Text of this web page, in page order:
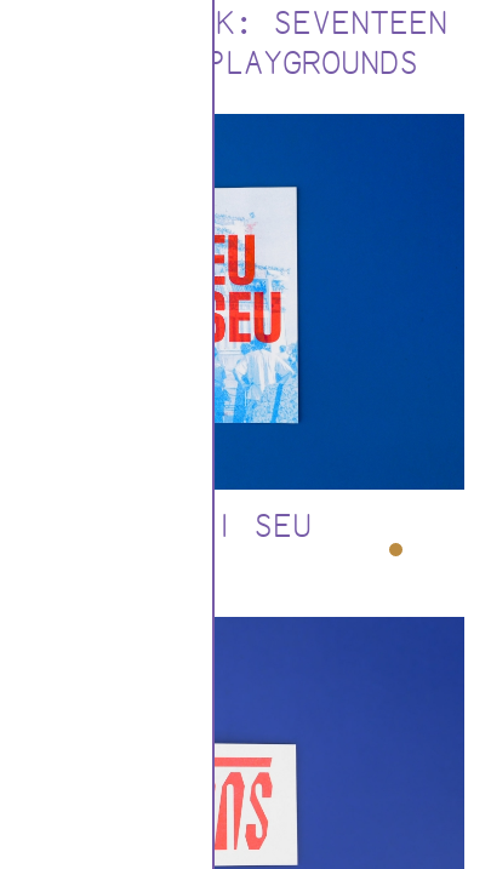
ALDO VAN EYCK: SEVENTEEN
18, 19... PLAYGROUNDS
DEU CI SEU